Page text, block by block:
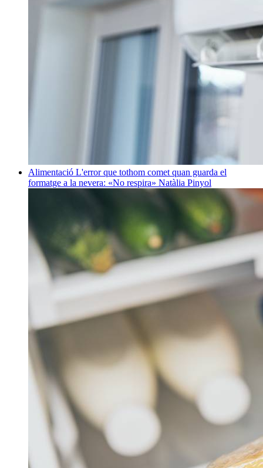
Alimentació L'error que tothom comet quan guarda el
formatge a la nevera: «No respira» Natàlia Pinyol